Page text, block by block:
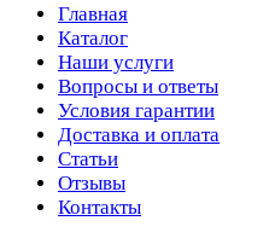
Главная
Каталог
Наши услуги
Вопросы и ответы
Условия гарантии
Доставка и оплата
Статьи
Отзывы
Контакты